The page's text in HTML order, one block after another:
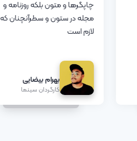
چاپگرها و متون بلکه روزنامه و
مجله در ستون و سطرآنچنان که
لازم است
بهرام بیضایی
کارگردان سینما